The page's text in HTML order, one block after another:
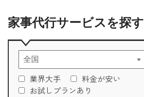
家事代行サービスを探す
業界大手
料金が安い
お試しプランあり